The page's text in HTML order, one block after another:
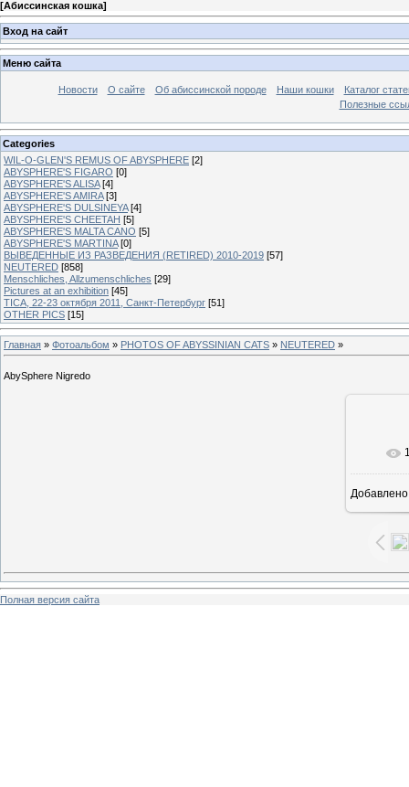
[Абиссинская кошка]
Вход на сайт
Меню сайта
Новости О сайте Об абиссинской породе Наши кошки
Каталог
Полезные
Categories
WIL-O-GLEN'S REMUS OF ABYSPHERE [2]
ABYSPHERE'S FIGARO [0]
ABYSPHERE'S ALISA [4]
ABYSPHERE'S AMIRA [3]
ABYSPHERE'S DULSINEYA [4]
ABYSPHERE'S CHEETAH [5]
ABYSPHERE'S MALTA CANO [5]
ABYSPHERE'S MARTINA [0]
ВЫВЕДЕННЫЕ ИЗ РАЗВЕДЕНИЯ (RETIRED) 2010-2019 [57]
NEUTERED [858]
Menschliches, Allzumenschliches [29]
Pictures at an exhibition [45]
TICA, 22-23 октября 2011, Санкт-Петербург [51]
OTHER PICS [15]
Главная » Фотоальбом » PHOTOS OF ABYSSINIAN CATS » NEUTERED »
AbySphere Nigredo
В
Добавлено
Полная версия сайта